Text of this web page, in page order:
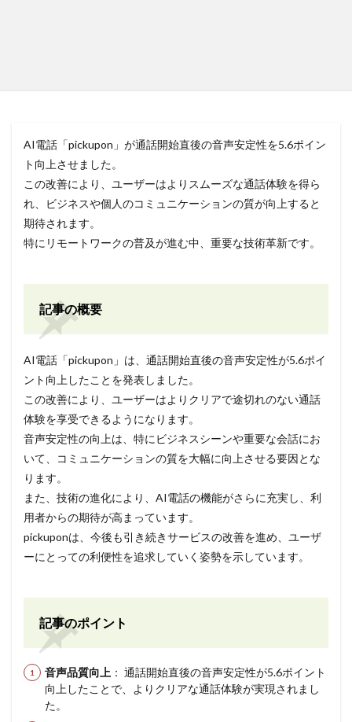
AI電話「pickupon」が通話開始直後の音声安定性を5.6ポイン
ト向上させました。
この改善により、ユーザーはよりスムーズな通話体験を得ら
れ、ビジネスや個人のコミュニケーションの質が向上すると
期待されます。
特にリモートワークの普及が進む中、重要な技術革新です。
記事の概要
AI電話「pickupon」は、通話開始直後の音声安定性が5.6ポイ
ント向上したことを発表しました。
この改善により、ユーザーはよりクリアで途切れのない通話
体験を享受できるようになります。
音声安定性の向上は、特にビジネスシーンや重要な会話にお
いて、コミュニケーションの質を大幅に向上させる要因とな
ります。
また、技術の進化により、AI電話の機能がさらに充実し、利
用者からの期待が高まっています。
pickuponは、今後も引き続きサービスの改善を進め、ユーザ
ーにとっての利便性を追求していく姿勢を示しています。
記事のポイント
音声品質向上 ： 通話開始直後の音声安定性が5.6ポイント
向上したことで、よりクリアな通話体験が実現されまし
た。